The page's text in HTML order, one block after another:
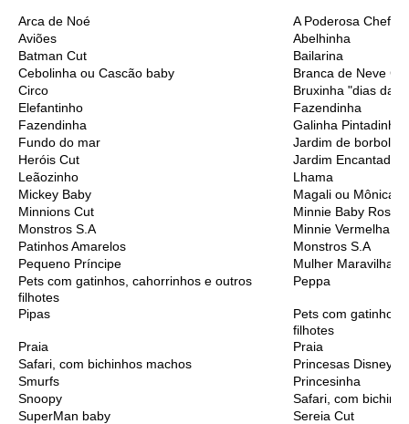
Arca de Noé
A Poderosa
Aviões
Abelhinha
Batman Cut
Bailarina
Cebolinha ou Cascão baby
Branca de Neve Cut
Circo
Bruxinha "dias das
Elefantinho
Fazendinha
Fazendinha
Galinha Pintadinha
Fundo do mar
Jardim de
Heróis Cut
Jardim Encantado
Leãozinho
Lhama
Mickey Baby
Magali ou Mônica
Minnions Cut
Minnie Baby Rosa
Monstros S.A
Minnie Vermelha
Patinhos Amarelos
Monstros S.A
Pequeno Príncipe
Mulher Maravilha
Pets com gatinhos, cahorrinhos e outros
filhotes
Peppa
Pipas
Pets com
filhotes
Praia
Praia
Safari, com bichinhos machos
Princesas Disney
Smurfs
Princesinha
Snoopy
Safari, com
SuperMan baby
Sereia Cut